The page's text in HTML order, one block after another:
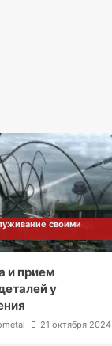
своими
и прием
у
21 октября 2024